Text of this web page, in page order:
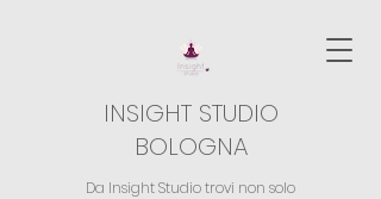
INSIGHT STUDIO
BOLOGNA
Da Insight Studio trovi non solo